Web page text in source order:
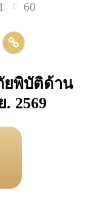
60
ยพิบัติด้าน
2569